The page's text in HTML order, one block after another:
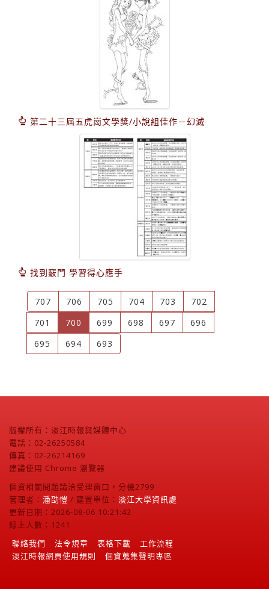
第二十三屆五虎崗文學獎/小說組佳作－幻滅
找到竅門 學習得心應手
707 706 705 704 703
702
701
700 (current)
699 698 697
696
695
694 693
版權所有：淡江時報與媒體中心
電話：02-26250584
傳真：02-26214169
建議使用 Chrome 瀏覽器
個資相關問題請洽受理窗口，分機2799
管理者： 潘劭愷 / 建置單位： 淡江大學資訊處
更新日期：2026-08-06 10:21:43
線上人數：1241
聯絡我們
法令規章 表格下載
工作流程
淡江時報網頁使用規則
個資蒐集聲明專區